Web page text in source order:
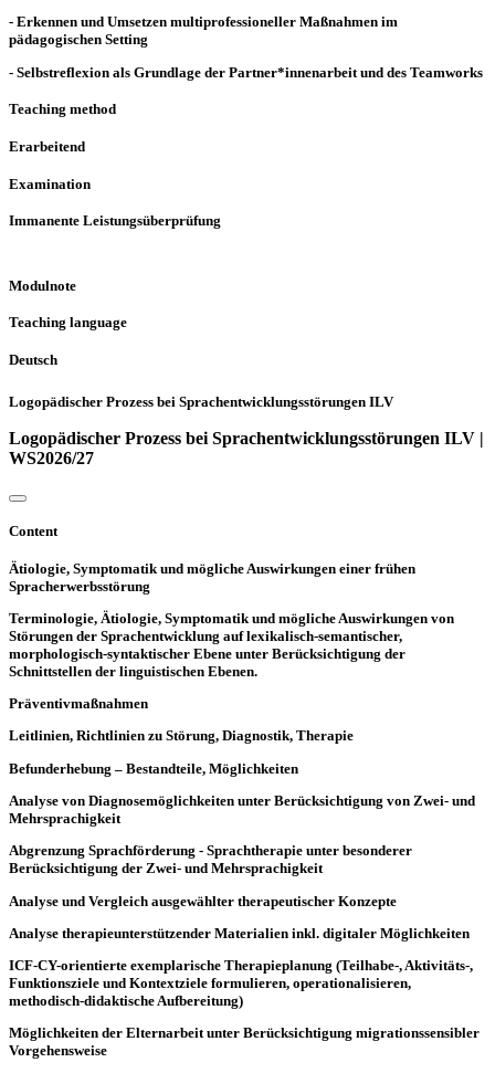
- Erkennen und Umsetzen multiprofessioneller Maßnahmen im
pädagogischen Setting
- Selbstreflexion als Grundlage der Partner*innenarbeit und des Teamworks
Teaching method
Erarbeitend
Examination
Immanente Leistungsüberprüfung
Modulnote
Teaching language
Deutsch
Logopädischer Prozess bei Sprachentwicklungsstörungen ILV
Logopädischer Prozess bei Sprachentwicklungsstörungen ILV |
WS2026/27
Content
Ätiologie, Symptomatik und mögliche Auswirkungen einer frühen
Spracherwerbsstörung
Terminologie, Ätiologie, Symptomatik und mögliche Auswirkungen von
Störungen der Sprachentwicklung auf lexikalisch-semantischer,
morphologisch-syntaktischer Ebene unter Berücksichtigung der
Schnittstellen der linguistischen Ebenen.
Präventivmaßnahmen
Leitlinien, Richtlinien zu Störung, Diagnostik, Therapie
Befunderhebung – Bestandteile, Möglichkeiten
Analyse von Diagnosemöglichkeiten unter Berücksichtigung von Zwei- und
Mehrsprachigkeit
Abgrenzung Sprachförderung - Sprachtherapie unter besonderer
Berücksichtigung der Zwei- und Mehrsprachigkeit
Analyse und Vergleich ausgewählter therapeutischer Konzepte
Analyse therapieunterstützender Materialien inkl. digitaler Möglichkeiten
ICF-CY-orientierte exemplarische Therapieplanung (Teilhabe-, Aktivitäts-,
Funktionsziele und Kontextziele formulieren, operationalisieren,
methodisch-didaktische Aufbereitung)
Möglichkeiten der Elternarbeit unter Berücksichtigung migrationssensibler
Vorgehensweise